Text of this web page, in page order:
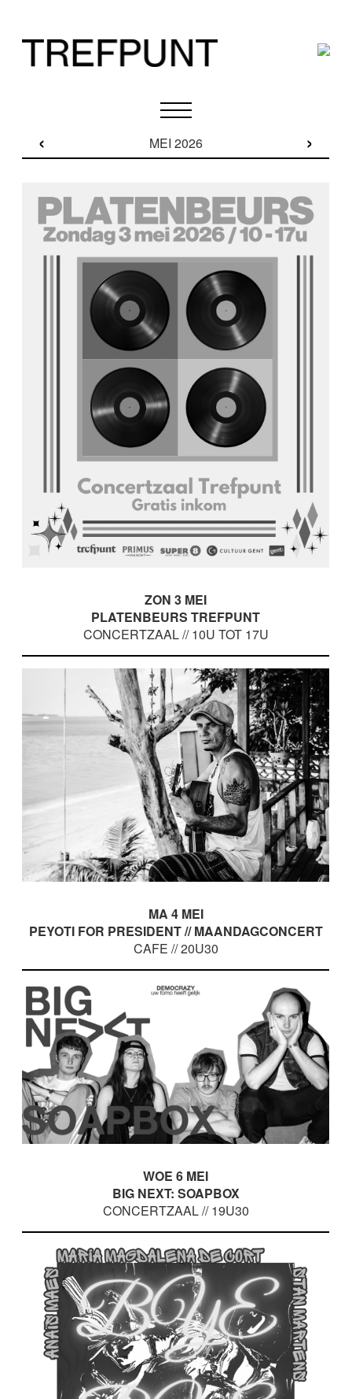
‹ MEI 2026 ›
ZON 3 MEI
PLATENBEURS TREFPUNT
CONCERTZAAL // 10U TOT 17U
MA 4 MEI
PEYOTI FOR PRESIDENT // MAANDAGCONCERT
CAFE // 20U30
WOE 6 MEI
BIG NEXT: SOAPBOX
CONCERTZAAL // 19U30